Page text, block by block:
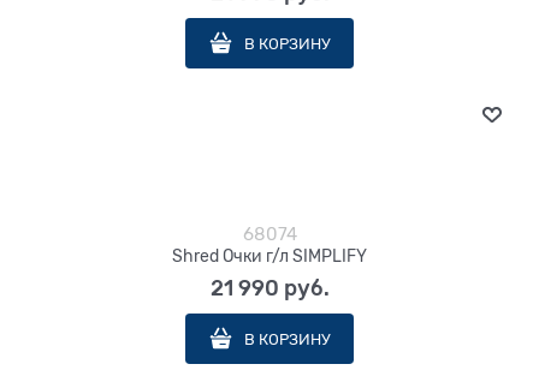
В КОРЗИНУ
68074
Shred Очки г/л SIMPLIFY
21 990 руб.
В КОРЗИНУ